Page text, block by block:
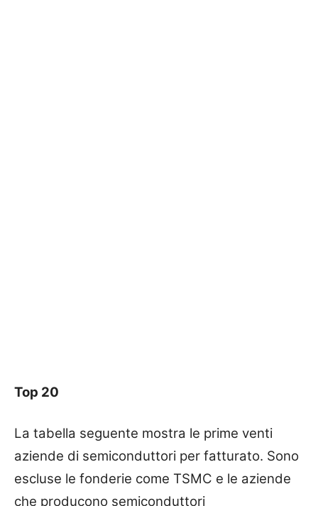
Top 20
La tabella seguente mostra le prime venti
aziende di semiconduttori per fatturato. Sono
escluse le fonderie come TSMC e le aziende
che producono semiconduttori